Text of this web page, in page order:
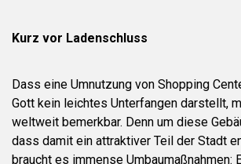
Kurz vor Ladenschluss
Dass eine Umnutzung von Shopping
Gott kein leichtes Unterfangen darstellt,
weltweit bemerkbar. Denn um diese
dass damit ein attraktiver Teil der Stadt
braucht es immense Umbaumaßnahmen: